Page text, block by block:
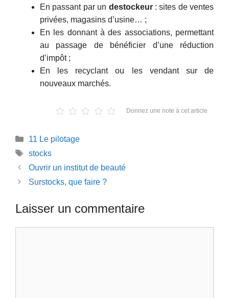
En passant par un destockeur: sites de ventes
privées, magasins d’usine… ;
En les donnant à des associations, permettant
au passage de bénéficier d’une réduction
d’impôt ;
En les recyclant ou les vendant sur de
nouveaux marchés.
Donnez une note à cet article
Catégories
11 Le pilotage
Étiquettes
stocks
Ouvrir un institut de beauté
Surstocks, que faire ?
Laisser un commentaire